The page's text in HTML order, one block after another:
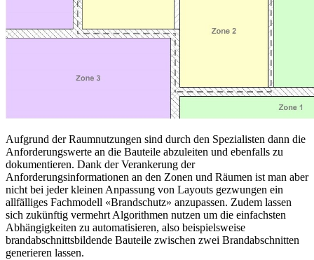
Aufgrund der Raumnutzungen sind durch den Spezialisten dann die
Anforderungswerte an die Bauteile abzuleiten und ebenfalls zu
dokumentieren. Dank der Verankerung der
Anforderungsinformationen an den Zonen und Räumen ist man aber
nicht bei jeder kleinen Anpassung von Layouts gezwungen ein
allfälliges Fachmodell «Brandschutz» anzupassen. Zudem lassen
sich zukünftig vermehrt Algorithmen nutzen um die einfachsten
Abhängigkeiten zu automatisieren, also beispielsweise
brandabschnittsbildende Bauteile zwischen zwei Brandabschnitten
generieren lassen.